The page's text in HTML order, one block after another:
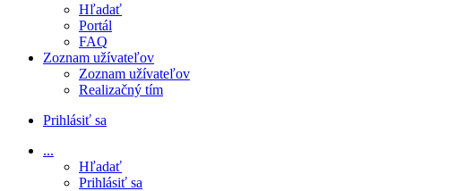
Hľadať
Portál
FAQ
Zoznam užívateľov
Zoznam užívateľov
Realizačný tím
Prihlásiť sa
...
Hľadať
Prihlásiť sa